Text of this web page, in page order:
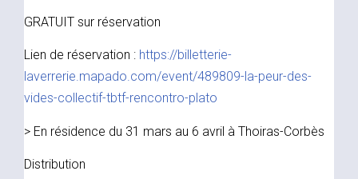
GRATUIT sur réservation
Lien de réservation : https://billetterie-
laverrerie.mapado.com/event/489809-la-peur-des-
vides-collectif-tbtf-rencontro-plato
> En résidence du 31 mars au 6 avril à Thoiras-Corbès
Distribution